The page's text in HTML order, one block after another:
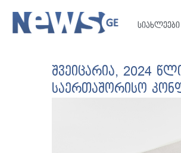
სიახლეები
შვეიცარია, 2024
საერთაშორისო